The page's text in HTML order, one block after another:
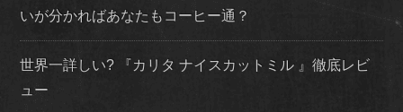
いが分かればあなたもコーヒー通？
世界一詳しい? 『カリタ ナイスカットミル 』徹底レビ
ュー